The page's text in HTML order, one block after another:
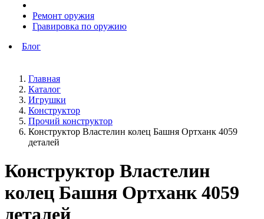
Ремонт оружия
Гравировка по оружию
Блог
Главная
Каталог
Игрушки
Конструктор
Прочий конструктор
Конструктор Властелин колец Башня Ортханк 4059
деталей
Конструктор Властелин
колец Башня Ортханк 4059
деталей